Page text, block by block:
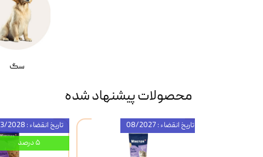
سگ
محصولات پیشنهاد شده
تاریخ انقضاء : 03/2028
۵ درصد
تاریخ انقضاء : 08/2027